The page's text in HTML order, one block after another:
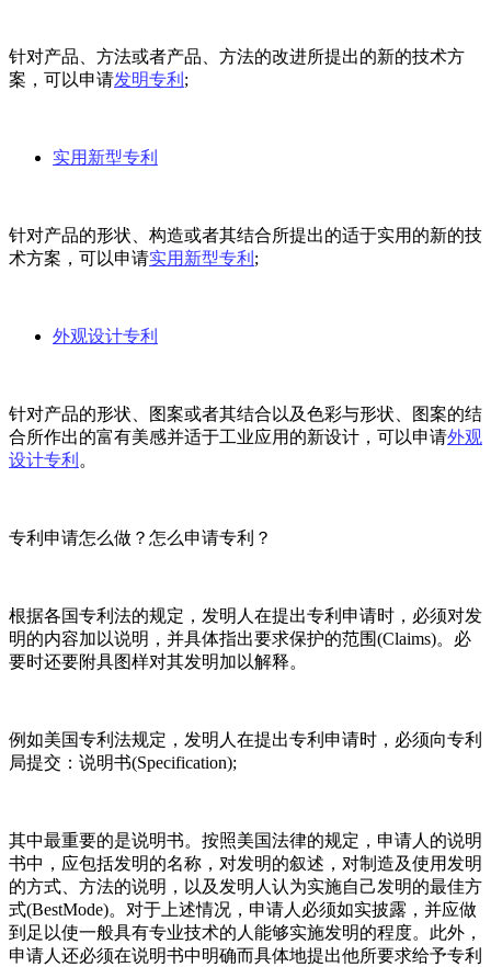
针对产品、方法或者产品、方法的改进所提出的新的技术方
案，可以申请发明专利 ;
实用新型专利
针对产品的形状、构造或者其结合所提出的适于实用的新的技
术方案，可以申请实用新型专利 ;
外观设计专利
针对产品的形状、图案或者其结合以及色彩与形状、图案的结
合所作出的富有美感并适于工业应用的新设计，可以申请外观
设计专利 。
专利申请怎么做？怎么申请专利？
根据各国专利法的规定，发明人在提出专利申请时，必须对发
明的内容加以说明，并具体指出要求保护的范围(Claims)。必
要时还要附具图样对其发明加以解释。
例如美国专利法规定，发明人在提出专利申请时，必须向专利
局提交：说明书(Specification);
其中最重要的是说明书。按照美国法律的规定，申请人的说明
书中，应包括发明的名称，对发明的叙述，对制造及使用发明
的方式、方法的说明，以及发明人认为实施自己发明的最佳方
式(BestMode)。对于上述情况，申请人必须如实披露，并应做
到足以使一般具有专业技术的人能够实施发明的程度。此外，
申请人还必须在说明书中明确而具体地提出他所要求给予专利